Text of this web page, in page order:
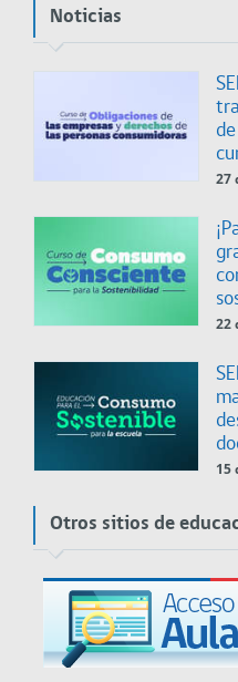
Noticias
27
22
15
Otros sitios de